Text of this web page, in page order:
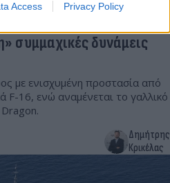
Access Privacy Policy
συμμαχικές δυνάμεις
με ενισχυμένη προστασία από
F-16, ενώ αναμένεται το γαλλικό
Δημήτρης
Κρικέλας